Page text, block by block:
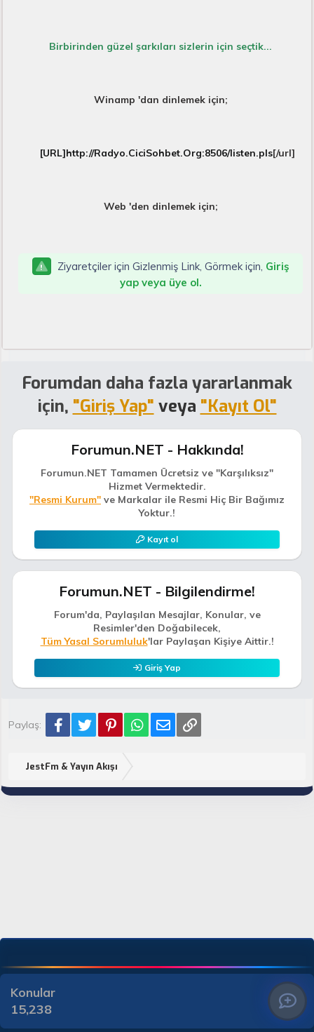
Birbirinden güzel şarkıları sizlerin için seçtik...
Winamp 'dan dinlemek için;
[URL]http://Radyo.CiciSohbet.Org:8506/listen.pls[/url]
Web 'den dinlemek için;
Ziyaretçiler için Gizlenmiş Link, Görmek için, Giriş
yap veya üye ol.
Forumdan daha fazla yararlanmak
için, "Giriş Yap" veya "Kayıt Ol"
Forumun.NET - Hakkında!
Forumun.NET Tamamen Ücretsiz ve "Karşılıksız"
Hizmet Vermektedir.
"Resmi Kurum" ve Markalar ile Resmi Hiç Bir Bağımız
Yoktur.!
Kayıt ol
Forumun.NET - Bilgilendirme!
Forum'da, Paylaşılan Mesajlar, Konular, ve
Resimler'den Doğabilecek,
Tüm Yasal Sorumluluk'lar Paylaşan Kişiye Aittir.!
Giriş Yap
Paylaş: Facebook
Twitter PinterestWhatsApp
E-posta
JestFm & Yayın Akışı
Konular
15,238